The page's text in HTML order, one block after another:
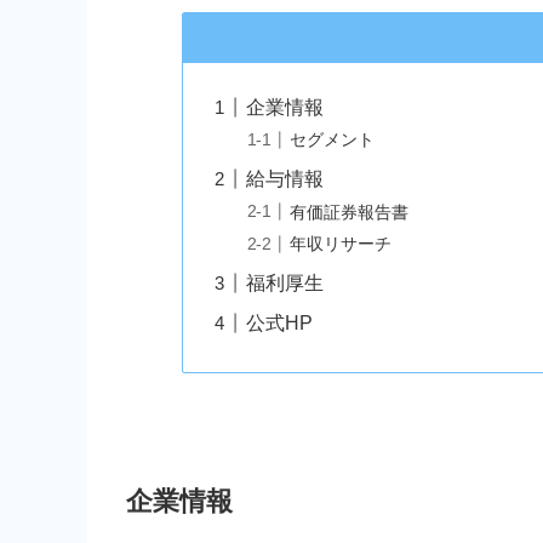
企業情報
セグメント
給与情報
有価証券報告書
年収リサーチ
福利厚生
公式HP
企業情報